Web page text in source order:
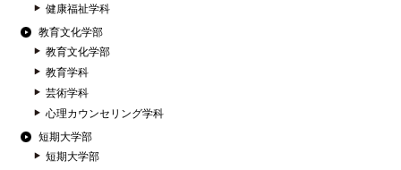
健康福祉学科
教育文化学部
教育文化学部
教育学科
芸術学科
心理カウンセリング学科
短期大学部
短期大学部